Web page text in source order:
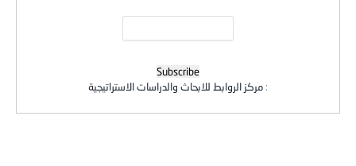
: مركز الروابط للابحاث والدراسات الاستراتيجية